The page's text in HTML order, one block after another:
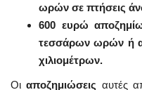
ωρών σε πτήσεις
600 ευρώ
τεσσάρων ωρών ή
χιλιομέτρων.
Οιαποζημιώσεις αυτές